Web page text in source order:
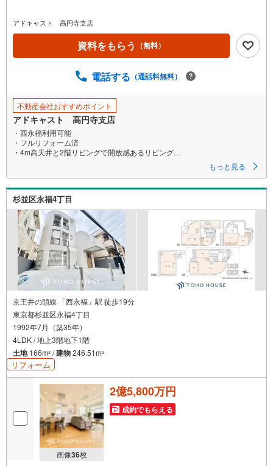
アドキャスト 高円寺支店
資料をもらう （無料）
電話する （通話料無料）
不動産会社おすすめポイント
アドキャスト 高円寺支店
・西永福利用可能
・フルリフォーム済
・4m高天井と2階リビングで開放感あるリビング
メールをご希望の際は、「室内・現地を見学する」ボタンよりお気軽にお
問合せください。
■アドキャストの特徴■
【1】毎月70組様限定！簡易ライフプラン作成
住宅購入後50年間のライフプラン＆キャッシュフロー表を作成します！
【2】当社オリジナル物件調査報告書
徹底的な近隣聞き込みを含め調査結果を説明いたします！
【3】住宅購入WEBセミナー（無料）
住宅の探し方、良い物件の見極め方、住宅ローンに関してなどWEBセミナ
ーを配信しております！
【4】キッズスペース完備
お子様にはおもちゃ、絵本などのご用意をしていますので、
ご家族でのご来店をお待ちしています^^
もっと見る
杉並区永福4丁目
京王井の頭線 「西永福」駅 徒歩19分
東京都杉並区永福4丁目
1992年7月（築35年）
4LDK / 地上3階地下1階
土地166m2 /建物246.51m2
リフォーム
画像36枚
2億5,800万円
成約でもらえる